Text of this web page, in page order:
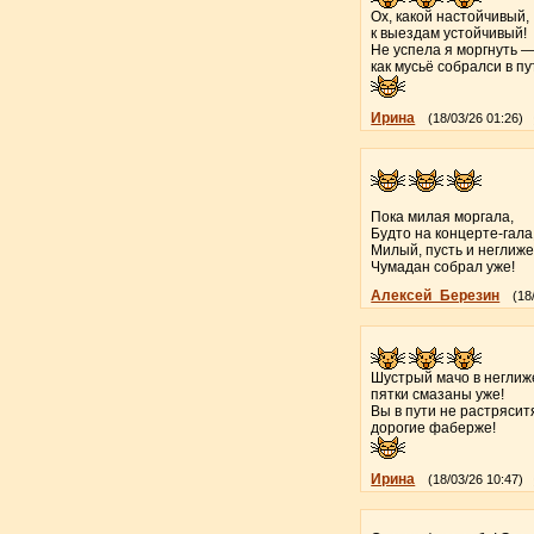
Ох, какой настойчивый,
к выездам устойчивый!
Не успела я моргнуть —
как мусьё собралси в
Ирина (18/03/26 01:26)
Пока милая моргала,
Будто на концерте-гала,
Милый, пусть и
Чумадан собрал уже!
Алексей_Березин
Шустрый мачо в
пятки смазаны уже!
Вы в пути не
дорогие фаберже!
Ирина (18/03/26 10:47)